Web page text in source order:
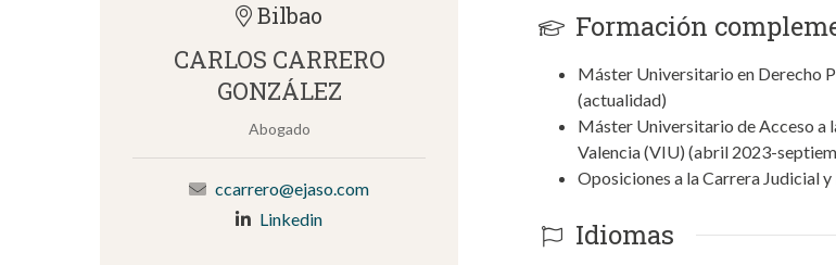
Bilbao
CARLOS CARRERO
GONZÁLEZ
Abogado
ccarrero@ejaso.com
Linkedin
Formación
Máster Universitario en Derecho
(actualidad)
Máster Universitario de Acceso a
Valencia (VIU) (abril 2023-
Oposiciones a la Carrera Judicial
Idiomas